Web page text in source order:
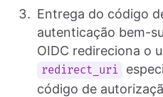
Entrega do código
autenticação bem-
OIDC redireciona o
redirect_uri
código de